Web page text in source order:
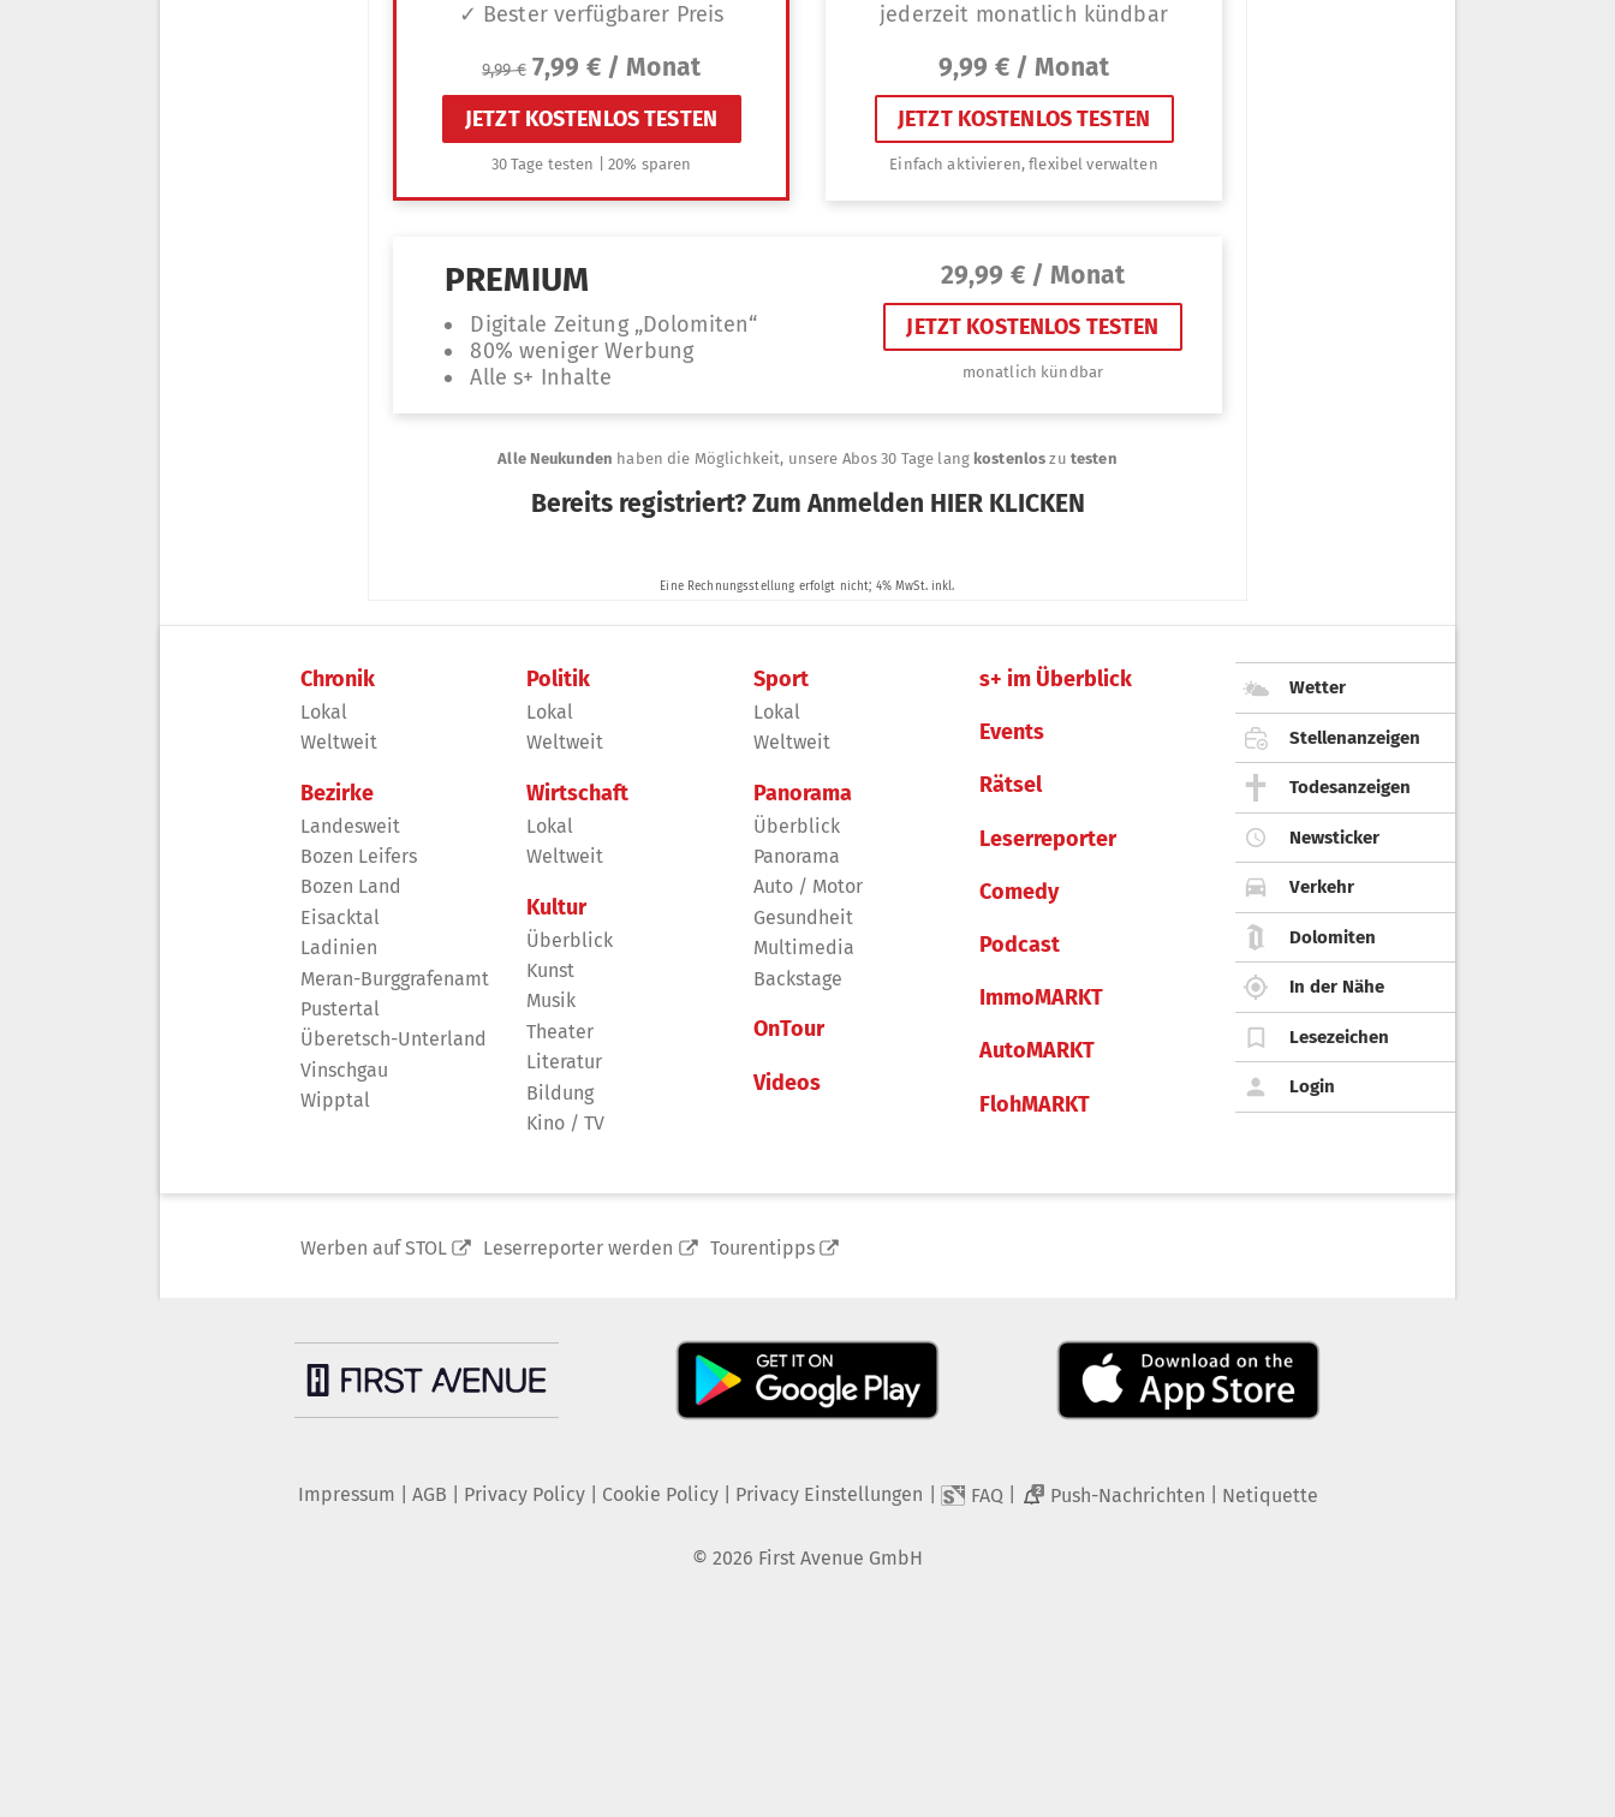
Chronik
Lokal
Weltweit
Bezirke
Landesweit
Bozen Leifers
Bozen Land
Eisacktal
Ladinien
Meran-Burggrafenamt
Pustertal
Überetsch-Unterland
Vinschgau
Wipptal
Politik
Lokal
Weltweit
Wirtschaft
Lokal
Weltweit
Kultur
Überblick
Kunst
Musik
Theater
Literatur
Bildung
Kino / TV
Sport
Lokal
Weltweit
Panorama
Überblick
Panorama
Auto / Motor
Gesundheit
Multimedia
Backstage
OnTour
Videos
s+ im Überblick
Events
Rätsel
Leserreporter
Comedy
Podcast
ImmoMARKT
AutoMARKT
FlohMARKT
Wetter
Stellenanzeigen
Todesanzeigen
Newsticker
Verkehr
Dolomiten
In der Nähe
Lesezeichen
Login
Werben auf STOL Leserreporter werden Tourentipps
Impressum AGB Privacy Policy| Cookie Policy| Privacy Einstellungen FAQ 2 Push-Nachrichten Netiquette
© 2026 First Avenue GmbH